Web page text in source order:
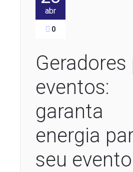
abr
0
Geradores
eventos:
garanta
energia
seu evento